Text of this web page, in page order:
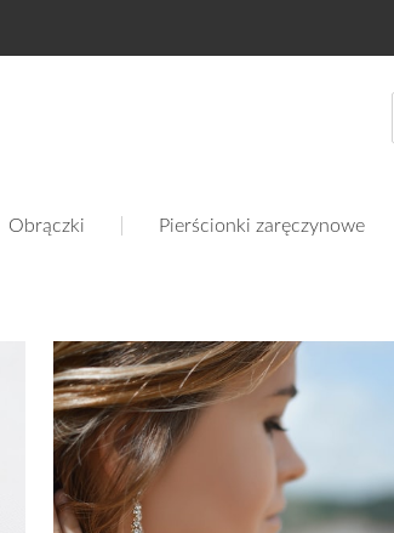
Obrączki Pierścionki zaręczynowe